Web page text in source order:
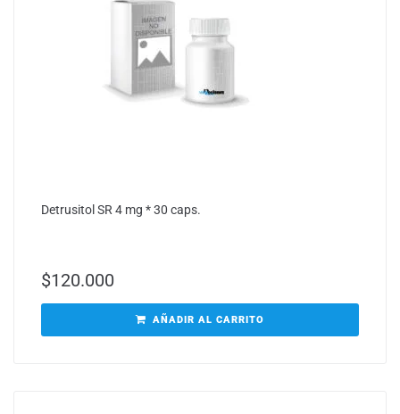
Detrusitol SR 4 mg * 30 caps.
$120.000
AÑADIR AL CARRITO